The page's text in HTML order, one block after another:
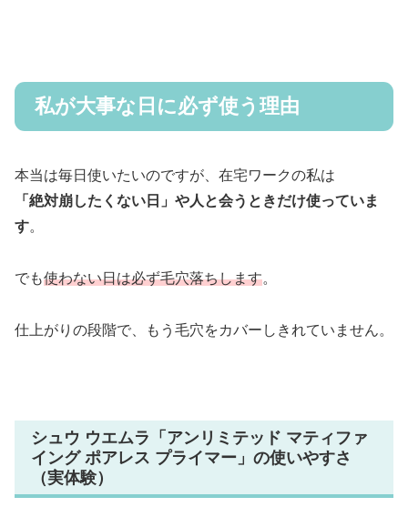
私が大事な日に必ず使う理由
本当は毎日使いたいのですが、在宅ワークの私は
「絶対崩したくない日」や人と会うときだけ使っていま
す。
でも使わない日は必ず毛穴落ちします。
仕上がりの段階で、もう毛穴をカバーしきれていません。
シュウ ウエムラ「アンリミテッド マティファ
イング ポアレス プライマー」の使いやすさ
（実体験）